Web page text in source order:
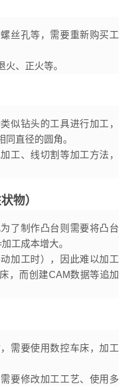
丝孔等，需要重新购买工
、正火等。
似钻头的工具进行加工，
同直径的圆角。
工、线切割等加工方法，
物）
了制作凸台则需要将凸台
工成本增大。
加工时），因此难以加工
，而创建CAM数据等追加
需要使用数控车床，加工
要修改加工工艺、使用多